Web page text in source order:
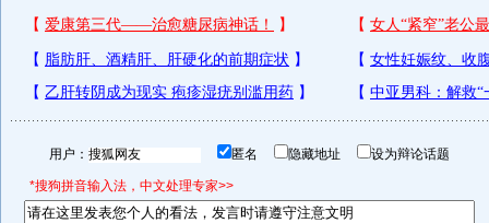
用户： 匿名 隐藏地址 设为辩论话题
*搜狗拼音输入法，中文处理专家>>